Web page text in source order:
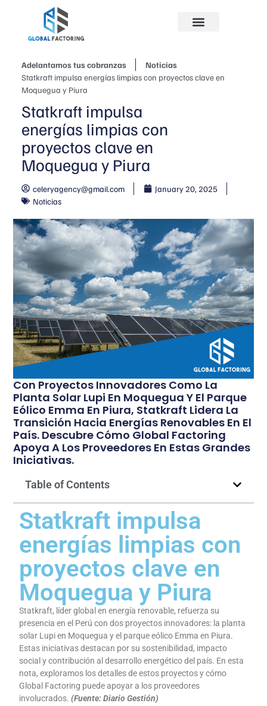
Adelantamos tus cobranzas
Noticias
Statkraft impulsa energías limpias con proyectos clave en
Moquegua y Piura
Statkraft impulsa
energías limpias con
proyectos clave en
Moquegua y Piura
celeryagency@gmail.com
January 20, 2025
Noticias
Con Proyectos Innovadores Como La
Planta Solar Lupi En Moquegua Y El Parque
Eólico Emma En Piura, Statkraft Lidera La
Transición Hacia Energías Renovables En El
País. Descubre Cómo Global Factoring
Apoya A Los Proveedores En Estas Grandes
Iniciativas.
Table of Contents
Statkraft impulsa
energías limpias con
proyectos clave en
Moquegua y Piura
Statkraft, líder global en energía renovable, refuerza su
presencia en el Perú con dos proyectos innovadores: la planta
solar Lupi en Moquegua y el parque eólico Emma en Piura.
Estas iniciativas destacan por su sostenibilidad, impacto
social y contribución al desarrollo energético del país. En esta
nota, exploramos los detalles de estos proyectos y cómo
Global Factoring puede apoyar a los proveedores
involucrados.(Fuente: Diario Gestión)